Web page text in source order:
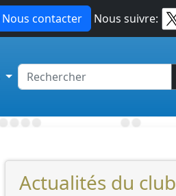
Nous contacter Nous suivre:
Actualités du club